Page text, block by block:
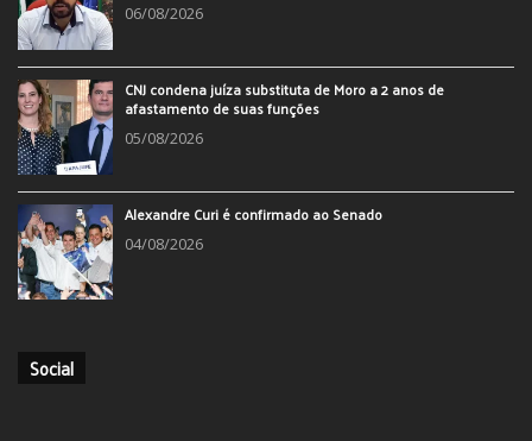
06/08/2026
CNJ condena juíza substituta de Moro a 2 anos de
afastamento de suas funções
05/08/2026
Alexandre Curi é confirmado ao Senado
04/08/2026
Social